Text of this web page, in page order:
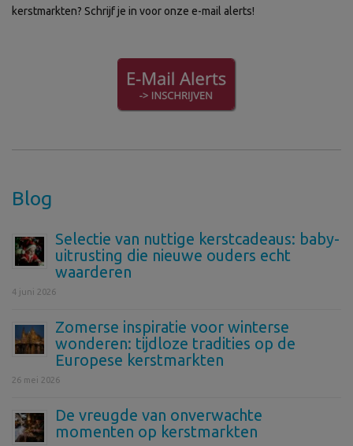
kerstmarkten? Schrijf je in voor onze e-mail alerts!
Blog
Selectie van nuttige kerstcadeaus: baby-
uitrusting die nieuwe ouders echt
waarderen
4 juni 2026
Zomerse inspiratie voor winterse
wonderen: tijdloze tradities op de
Europese kerstmarkten
26 mei 2026
De vreugde van onverwachte
momenten op kerstmarkten